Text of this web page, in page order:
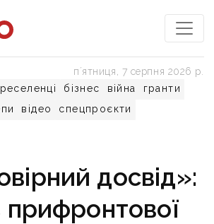
бізнес війна
гранти
відео спецпроєкти
пʼятниця, 7 серпня 2026 р.
досвід»:
прифронтової